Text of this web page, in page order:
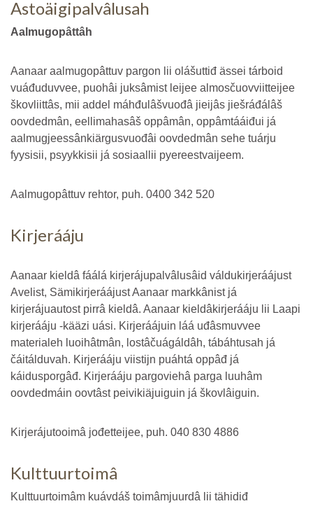
Astoäigipalvâlusah
Aalmugopâttâh
Aanaar aalmugopâttuv pargon lii olášuttiđ ässei tárboid
vuáđuduvvee, puohâi juksâmist leijee almosčuovviitteijee
škovliittâs, mii addel máhđulâšvuođâ jieijâs jiešráđálâš
oovdedmân, eellimahasâš oppâmân, oppâmtááiđui já
aalmugjeessânkiärgusvuođâi oovdedmân sehe tuárju
fyysisii, psyykkisii já sosiaallii pyereestvaijeem.
Aalmugopâttuv rehtor, puh. 0400 342 520
Kirjerááju
Aanaar kieldâ fáálá kirjerájupalvâlusâid váldukirjeráájust
Avelist, Sämikirjeráájust Aanaar markkânist já
kirjerájuautost pirrâ kieldâ. Aanaar kieldâkirjerááju lii Laapi
kirjerááju -kääzi uási. Kirjeráájuin láá uđâsmuvvee
materialeh luoihâtmân, lostâčuágáldâh, tábáhtusah já
čáitálduvah. Kirjerááju viistijn puáhtá oppâđ já
káidusporgâđ. Kirjerááju pargoviehâ parga luuhâm
oovdedmáin oovtâst peivikiäjuiguin já škovlâiguin.
Kirjerájutooimâ jođetteijee, puh. 040 830 4886
Kulttuurtoimâ
Kulttuurtoimâm kuávdáš toimâmjuurdâ lii tähidiđ